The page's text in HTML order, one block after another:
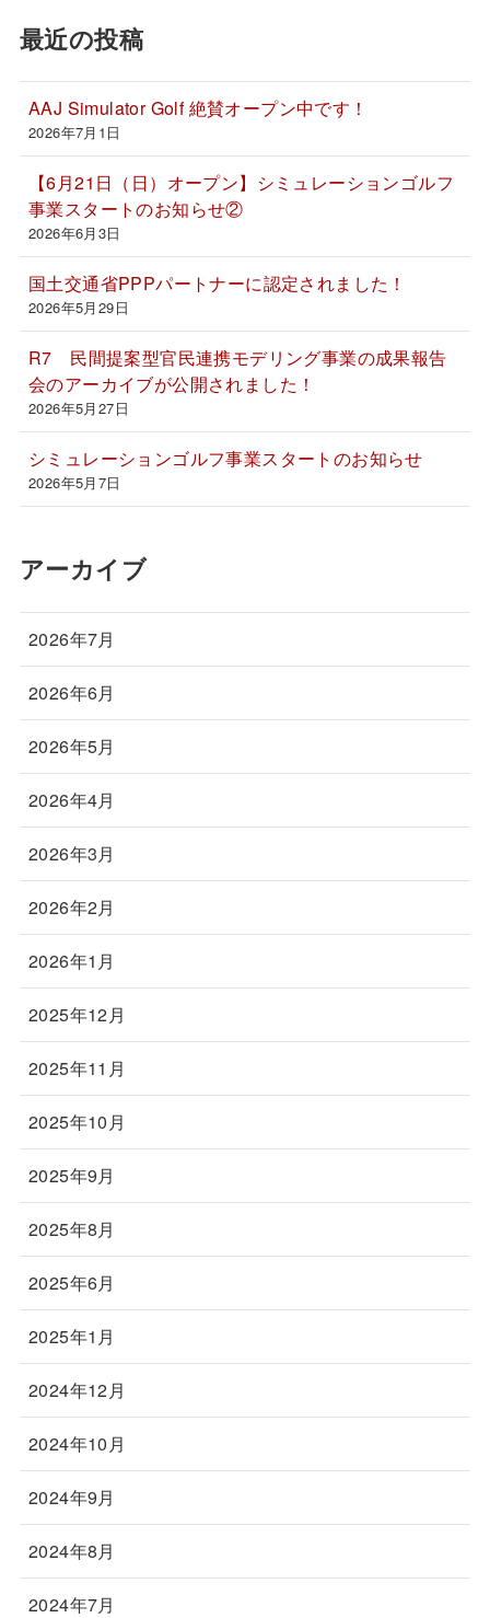
最近の投稿
AAJ Simulator Golf 絶賛オープン中です！
2026年7月1日
【6月21日（日）オープン】シミュレーションゴルフ
事業スタートのお知らせ②
2026年6月3日
国土交通省PPPパートナーに認定されました！
2026年5月29日
R7 民間提案型官民連携モデリング事業の成果報告
会のアーカイブが公開されました！
2026年5月27日
シミュレーションゴルフ事業スタートのお知らせ
2026年5月7日
アーカイブ
2026年7月
2026年6月
2026年5月
2026年4月
2026年3月
2026年2月
2026年1月
2025年12月
2025年11月
2025年10月
2025年9月
2025年8月
2025年6月
2025年1月
2024年12月
2024年10月
2024年9月
2024年8月
2024年7月